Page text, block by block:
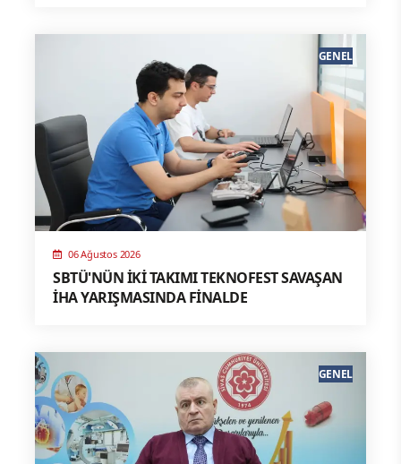
06 Ağustos 2026
SBTÜ'NÜN İKİ TAKIMI TEKNOFEST SAVAŞAN
İHA YARIŞMASINDA FİNALDE
GENEL
GENEL